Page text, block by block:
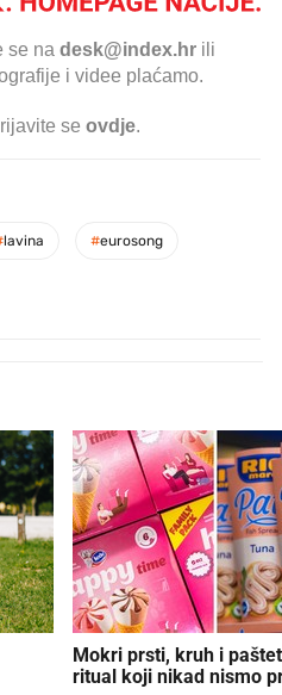
se na desk@index.hr ili
i videe plaćamo.
se ovdje.
lavina #eurosong
Mokri prsti, kruh i
ritual koji nikad nismo